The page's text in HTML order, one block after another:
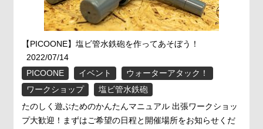
【PICOONE】塩ビ管水鉄砲を作ってあそぼう！
2022/07/14
PICOONE
イベント
ウォーターアタック！
ワークショップ
塩ビ管水鉄砲
たのしく遊ぶためのかんたんマニュアル 出張ワークショッ
プ大歓迎！まずはご希望の日程と開催場所をお知らせくだ